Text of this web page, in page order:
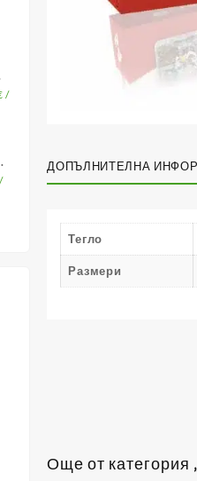
/
/
ДОПЪЛНИТЕЛНА
Тегло
Размери
Още от категория